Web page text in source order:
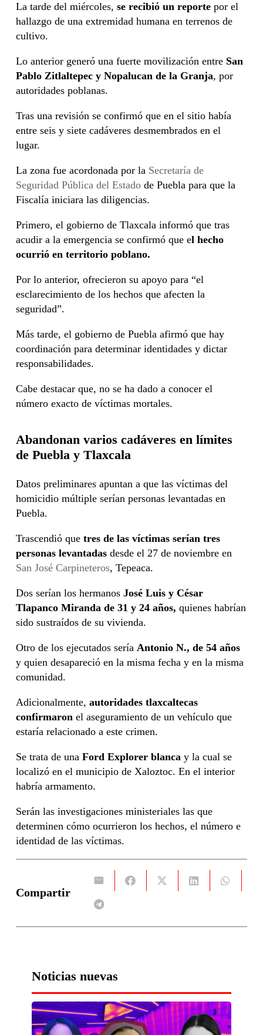
La tarde del miércoles, se recibió un reporte por el
hallazgo de una extremidad humana en terrenos de
cultivo.
Lo anterior generó una fuerte movilización entre San
Pablo Zitlaltepec y Nopalucan de la Granja, por
autoridades poblanas.
Tras una revisión se confirmó que en el sitio había
entre seis y siete cadáveres desmembrados en el
lugar.
La zona fue acordonada por la Secretaría de
Seguridad Pública del Estado de Puebla para que la
Fiscalía iniciara las diligencias.
Primero, el gobierno de Tlaxcala informó que tras
acudir a la emergencia se confirmó que el hecho
ocurrió en territorio poblano.
Por lo anterior, ofrecieron su apoyo para “el
esclarecimiento de los hechos que afecten la
seguridad”.
Más tarde, el gobierno de Puebla afirmó que hay
coordinación para determinar identidades y dictar
responsabilidades.
Cabe destacar que, no se ha dado a conocer el
número exacto de víctimas mortales.
Abandonan varios cadáveres en límites
de Puebla y Tlaxcala
Datos preliminares apuntan a que las víctimas del
homicidio múltiple serían personas levantadas en
Puebla.
Trascendió que tres de las víctimas serían tres
personas levantadas desde el 27 de noviembre en
San José Carpineteros, Tepeaca.
Dos serían los hermanos José Luis y César
Tlapanco Miranda de 31 y 24 años, quienes habrían
sido sustraídos de su vivienda.
Otro de los ejecutados sería Antonio N., de 54 años
y quien desapareció en la misma fecha y en la misma
comunidad.
Adicionalmente, autoridades tlaxcaltecas
confirmaron el aseguramiento de un vehículo que
estaría relacionado a este crimen.
Se trata de una Ford Explorer blanca y la cual se
localizó en el municipio de Xaloztoc. En el interior
habría armamento.
Serán las investigaciones ministeriales las que
determinen cómo ocurrieron los hechos, el número e
identidad de las víctimas.
Compartir
Noticias nuevas